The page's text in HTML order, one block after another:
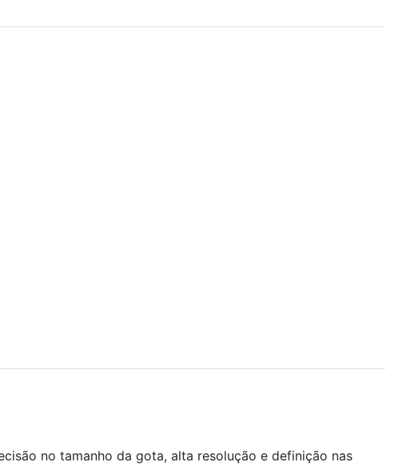
no tamanho da gota, alta resolução e definição nas